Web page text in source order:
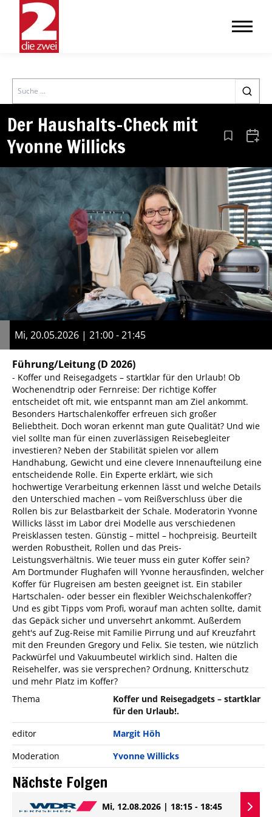
Search
Der Haushalts-Check mit
Yvonne Willicks
Aus den
Mi, 20.05.2026 | 21:00 - 21:45
Führung/Leitung(D 2026)
- Koffer und Reisegadgets – startklar für den Urlaub! Ob
Wochenendtrip oder Fernreise: Der richtige Koffer
entscheidet oft mit, wie entspannt man am Ziel ankommt.
Besonders Hartschalenkoffer erfreuen sich großer
Beliebtheit. Doch woran erkennt man gute Qualität? Und wie
viel sollte man für einen zuverlässigen Reisebegleiter
investieren? Neben der Stabilität spielen vor allem
Handhabung, Gewicht und eine clevere Innenaufteilung eine
entscheidende Rolle. Ein Experte erklärt, wie sich
hochwertige Verarbeitung erkennen lässt und welche Details
den Unterschied machen – vom Reißverschluss über die
Rollen bis zur Belastbarkeit der Schale. Moderatorin Yvonne
Willicks lässt im Labor drei Modelle aus verschiedenen
Preisklassen testen. Günstig – mittel – hochpreisig. Beurteilt
werden Robustheit, Rollen und das Preis-
Leistungsverhältnis. Wie teuer muss ein guter Koffer sein?
Am Dortmunder Flughafen will Yvonne herausfinden, welcher
Koffer für Flugreisen am besten geeignet ist. Ein stabiler
Hartschalen- oder besser ein flexibler Weichschalenkoffer?
Und es gibt Tipps vom Profi, worauf man achten sollte, damit
das Gepäck sicher und unversehrt ankommt. Außerdem
geht's auf Zug-Reise mit Familie Pirrung und auf Kreuzfahrt
mit den Freunden Gregory und Felix. Sie testen, wie nützlich
Packwürfel und Vakuumbeutel wirklich sind. Halten die
Reisehelfer, was sie versprechen? Ordnung, Knitterschutz
und mehr Platz im Koffer?
Thema
Koffer und Reisegadgets – startklar
für den Urlaub!.
editor
Margit Höh
Moderation
Yvonne Willicks
Nächste Folgen
Mi, 12.08.2026 | 18:15 - 18:45